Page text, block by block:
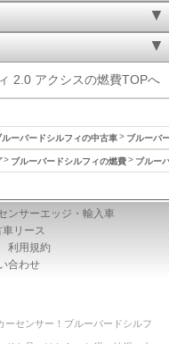
2.0 アクシスの燃費TOPへ
ルーバードシルフィの中古車 ブルーバ
ブルーバードシルフィの燃費 ブルー
ンサーエッジ・輸入車
リース
利用規約
合わせ
センサー！ブルーバードシルフ